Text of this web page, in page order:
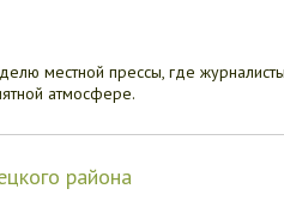
местной прессы, где
атмосфере.
района